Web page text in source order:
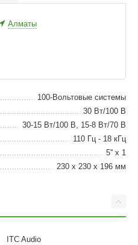
Алматы
100-Вольтовые системы
30 Вт/100 В
30-15 Вт/100 В, 15-8 Вт/70 В
110 Гц - 18 кГц
5'' x 1
230 x 230 x 196 мм
ITC Audio